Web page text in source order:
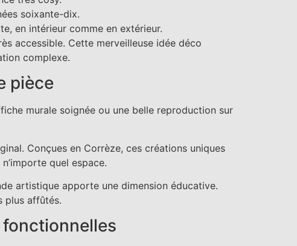
soixante-dix.
en intérieur comme en extérieur.
accessible. Cette merveilleuse idée déco
complexe.
pièce
murale soignée ou une belle reproduction sur
Conçues en Corrèze, ces créations uniques
quel espace.
artistique apporte une dimension éducative.
plus affûtés.